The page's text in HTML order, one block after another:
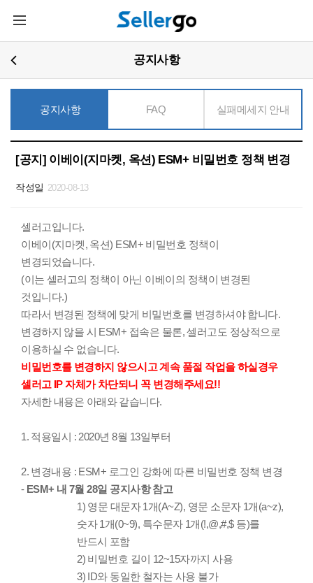
주요콘텐츠로
건너뛰기
공지사항
공지사항 FAQ 실패메세지 안내
[공지] 이베이(지마켓, 옥션) ESM+ 비밀번호 정책 변경
작성일 2020-08-13
셀러고입니다.
이베이(지마켓, 옥션) ESM+ 비밀번호 정책이
변경되었습니다.
(이는 셀러고의 정책이 아닌 이베이의 정책이 변경된
것입니다.)
따라서 변경된 정책에 맞게 비밀번호를 변경하셔야 합니다.
변경하지 않을 시 ESM+ 접속은 물론, 셀러고도 정상적으로
이용하실 수 없습니다.
비밀번호를 변경하지 않으시고 계속 품절 작업을 하실경우
셀러고 IP 자체가 차단되니 꼭 변경해주세요!!
자세한 내용은 아래와 같습니다.
1. 적용일시 : 2020년 8월 13일부터
2. 변경내용 : ESM+ 로그인 강화에 따른 비밀번호 정책 변경
- ESM+ 내 7월 28일 공지사항 참고
1) 영문 대문자 1개(A~Z), 영문 소문자 1개(a~z),
숫자 1개(0~9), 특수문자 1개(!,@,#,$ 등)를
반드시 포함
2) 비밀번호 길이 12~15자까지 사용
3) ID와 동일한 철자는 사용 불가